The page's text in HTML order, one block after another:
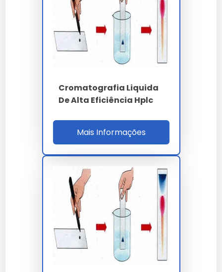
Para cromatografia líquida clássica em coluna
de vidro empacotada com sílica gel 60 (63-200
µm) ou alumina neutra, o fluxo gravitacional
opera a 0.5-2.0 mL/min sem pressão, sendo
indicado para fracionamento preparativo de
aromáticos policíclicos (HPA). O rendimento de
separação alcança 85-95% em massa com
gradiente step hexano/diclorometano/metanol.
O laboratório acreditado ISO 17025
CGCRE/Inmetro executa análise cromatográfica
com cadeia de custódia completa, emitindo
úteis e incluindo interpretação técnica pelo
método de Rogers, Doernenburg e triângulo de
Duval. O ROI da análise preditiva em
transformadores acima de 10 MVA ultrapassa
320%, evitando paradas não programadas de R$
450 mil por evento.
ESPECIFICAÇÃO
Cromatografia Liquida
De Alta Eficiência Hplc
Mais Informações